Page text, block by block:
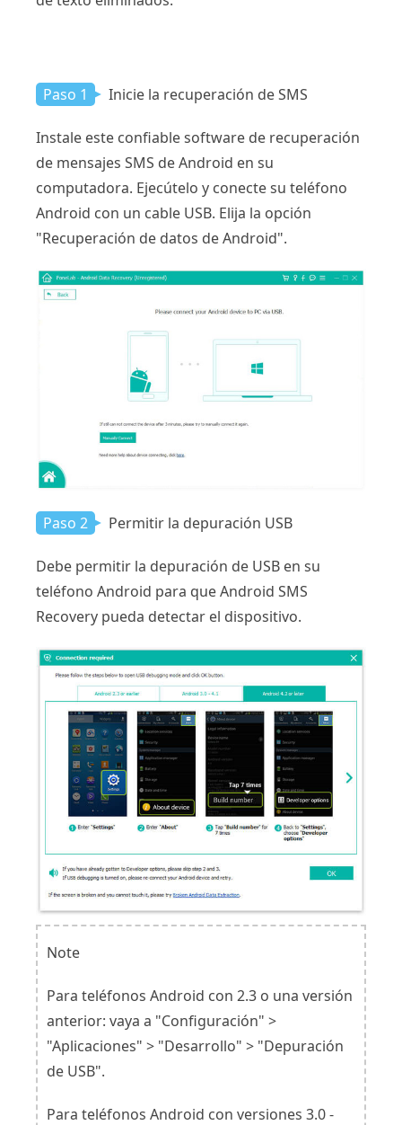
Paso 1 Inicie la recuperación de SMS
Instale este confiable software de recuperación
de mensajes SMS de Android en su
computadora. Ejecútelo y conecte su teléfono
Android con un cable USB. Elija la opción
"Recuperación de datos de Android".
Paso 2 Permitir la depuración USB
Debe permitir la depuración de USB en su
teléfono Android para que Android SMS
Recovery pueda detectar el dispositivo.
Note
Para teléfonos Android con 2.3 o una versión
anterior: vaya a "Configuración" >
"Aplicaciones" > "Desarrollo" > "Depuración
de USB".
Para teléfonos Android con versiones 3.0 -